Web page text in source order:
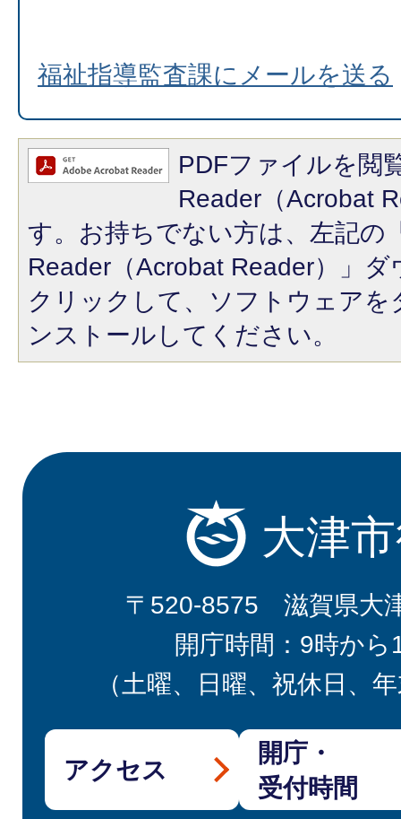
福祉指導監査課にメールを送る
PDFファイルを閲
Reader（Acrobat
す。お持ちでない方は、左記の
Reader（Acrobat Reader）」
クリックして、ソフトウェア
ンストールしてください。
大津
〒520-8575 滋賀県大
開庁時間：9時から
（土曜、日曜、祝休日、
アクセス
開庁・
受付時間